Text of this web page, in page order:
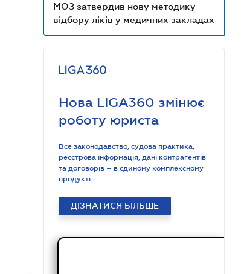
МОЗ затвердив нову методику
відбору ліків у медичних закладах
Нова LIGA360 змінює
роботу юриста
Все законодавство, судова практика,
реєстрова інформація, дані контрагентів
та договорів – в єдиному комплексному
продукті
ДІЗНАТИСЯ БІЛЬШЕ